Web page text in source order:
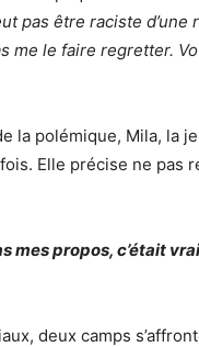
pas être raciste d’une
me le faire regretter.
la polémique, Mila, la
Elle précise ne pas
mes propos, c’était
deux camps